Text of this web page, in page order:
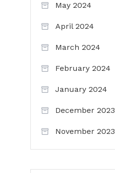
May 2024
April 2024
March 2024
February 2024
January 2024
December 2023
November 2023